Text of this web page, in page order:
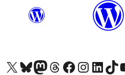
Visit our X (formerly Twitter) account
Visit our Bluesky account
Завітайте до нашої стрічки в Mastodon
Visit our Threads account
Завітайте на нашу сторінку в Facebook
Visit our Instagram account
Visit ourVisit our